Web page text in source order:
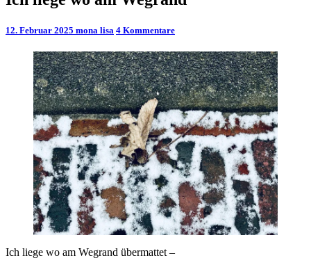
liege
am
12. Februar 2025 mona lisa Kommentare
4 Kommentare
Ich liege wo am Wegrand übermattet –